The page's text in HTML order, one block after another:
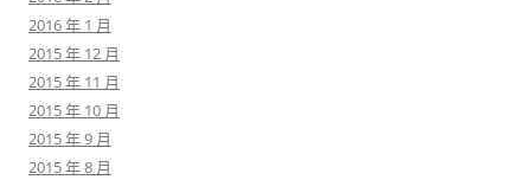
2016 年 1 月
2015 年 12 月
2015 年 11 月
2015 年 10 月
2015 年 9 月
2015 年 8 月